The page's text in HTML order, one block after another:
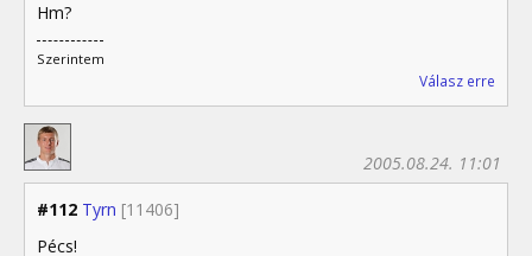
Hm?
Szerintem
Válasz erre
#112 Tyrn [11406]
2005.08.24. 11:01
Pécs!